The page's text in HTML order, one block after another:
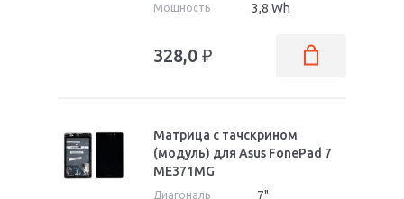
Мощность 3,8 Wh
328,0 ₽
Матрица с тачскрином
(модуль) для Asus FonePad 7
ME371MG
Диагональ 7"